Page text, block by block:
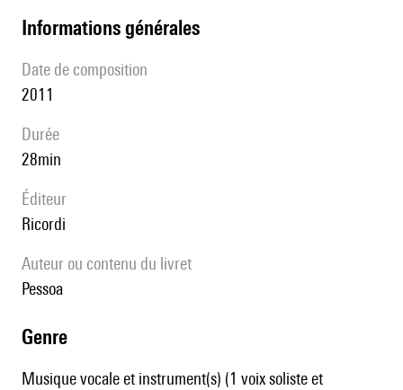
informations générales
date de composition
2011
durée
28min
éditeur
Ricordi
Auteur ou contenu du livret
Pessoa
genre
Musique vocale et instrument(s) (1 voix soliste et